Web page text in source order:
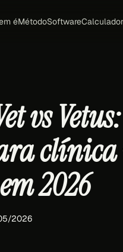
éMétodoSoftware
vs
2026
2026